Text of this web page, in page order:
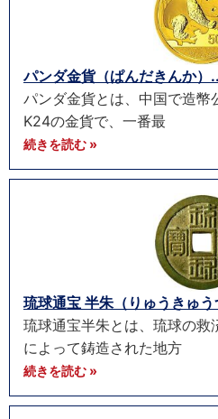
パンダ金貨（ぱんだきんか）
パンダ金貨とは、中国で造幣
K24の金貨で、一番最
続きを読む »
琉球通宝 半朱（りゅうきゅ
琉球通宝半朱とは、琉球の救
によって鋳造された地方
続きを読む »